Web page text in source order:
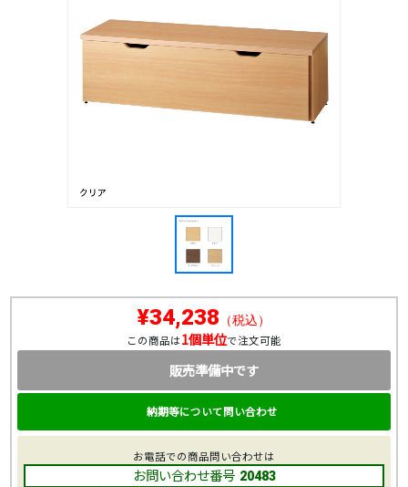
¥34,238 （税込）
この商品は1個単位で注文可能
販売準備中です
納期等について問い合わせ
お電話での商品問い合わせは
お問い合わせ番号 20483